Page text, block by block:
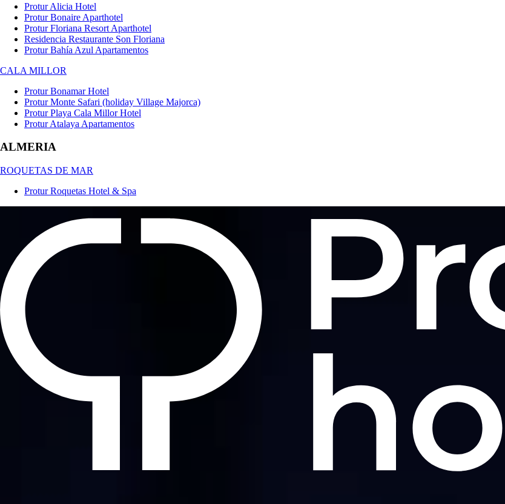
Protur Alicia Hotel
Protur Bonaire Aparthotel
Protur Floriana Resort Aparthotel
Residencia Restaurante Son Floriana
Protur Bahía Azul Apartamentos
CALA MILLOR
Protur Bonamar Hotel
Protur Monte Safari (holiday Village Majorca)
Protur Playa Cala Millor Hotel
Protur Atalaya Apartamentos
ALMERIA
ROQUETAS DE MAR
Protur Roquetas Hotel & Spa